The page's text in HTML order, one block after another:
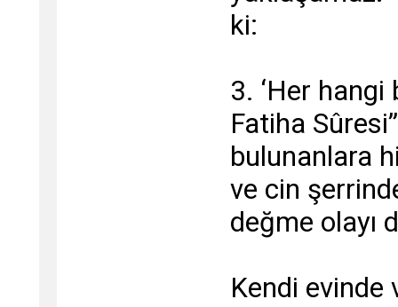
ki:
3. ‘Her hangi
Fatiha
bulunanlara
ve cin
değme olayı
Kendi evinde